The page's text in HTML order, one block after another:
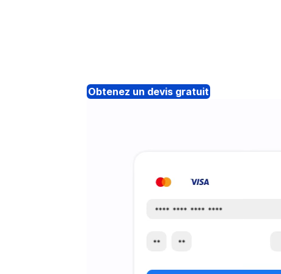
Obtenez un devis gratuit